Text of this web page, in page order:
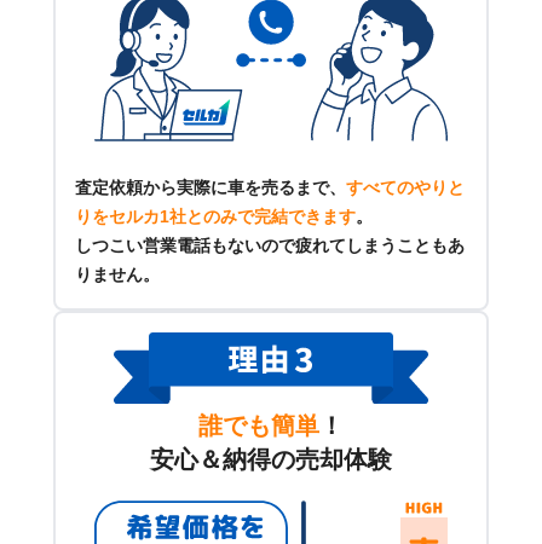
査定依頼から実際に車を売るまで、 すべてのやりと
りをセルカ1社とのみで完結できます。
しつこい営業電話もないので疲れてしまうこともあ
りません。
誰でも簡単 ！
安心＆納得の売却体験